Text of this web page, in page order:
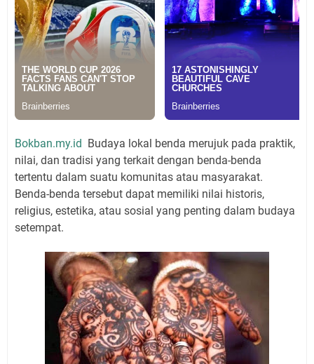
Bokban.my.id
Budaya lokal benda merujuk pada praktik,
nilai, dan tradisi yang terkait dengan benda-benda
tertentu dalam suatu komunitas atau masyarakat.
Benda-benda tersebut dapat memiliki nilai historis,
religius, estetika, atau sosial yang penting dalam budaya
setempat.